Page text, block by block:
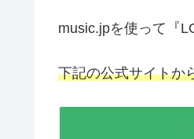
music.jpを使って『
下記の公式サイトか